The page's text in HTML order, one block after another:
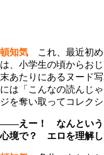
頓知気 これ、最近初め
は、小学生の頃からお
末あたりにあるヌード
には「こんなの読んじ
ジを奪い取ってコレク
――えー！ なんという
心境で？ エロを理解し